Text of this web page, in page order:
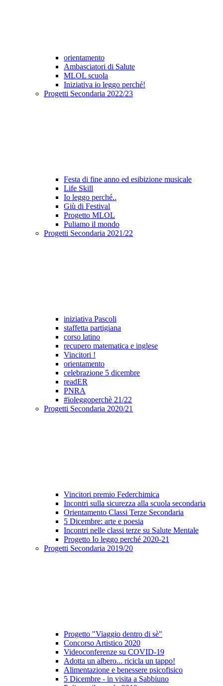
orientamento
Ambasciatori di Salute
MLOL scuola
Iniziativa io leggo perché!
Progetti Secondaria 2022/23
Festa di fine anno ed esibizione musicale
Life Skill
Io leggo perché..
Giù di Festival
Progetto MLOL
Puliamo il mondo
Progetti Secondaria 2021/22
iniziativa Pascoli
staffetta partigiana
corso latino
recupero matematica e inglese
Vincitori !
orientamento
celebrazione 5 dicembre
readER
PNRA
#ioleggoperchè 21/22
Progetti Secondaria 2020/21
Vincitori premio Federchimica
Incontri sulla sicurezza alla scuola secondaria
Orientamento Classi Terze Secondaria
5 Dicembre: arte e poesia
Incontri nelle classi terze su Salute Mentale
Progetto Io leggo perché 2020-21
Progetti Secondaria 2019/20
Progetto "Viaggio dentro di sè"
Concorso Artistico 2020
Videoconferenze su COVID-19
Adotta un albero... ricicla un tappo!
Alimentazione e benessere psicofisico
5 Dicembre - in visita a Sabbiuno